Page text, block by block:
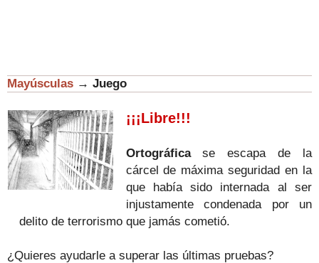
Mayúsculas → Juego
¡¡¡Libre!!!
Ortográficase escapa de la
cárcel de máxima seguridad en la
que había sido internada al ser
injustamente condenada por un
delito de terrorismo que jamás cometió.
¿Quieres ayudarle a superar las últimas pruebas?